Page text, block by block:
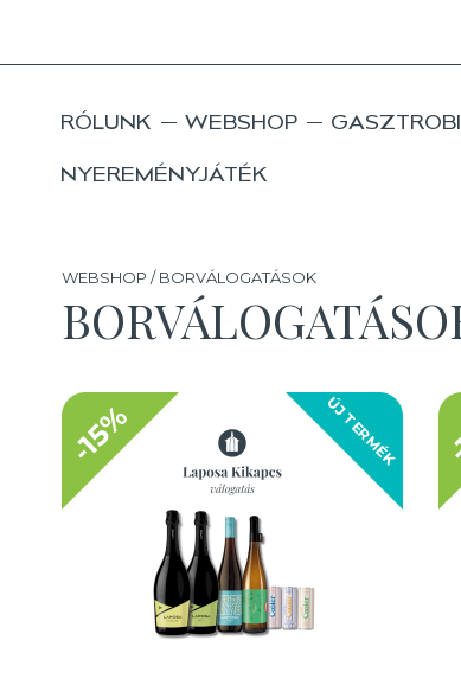
RÓLUNK WEBSHOP
NYEREMÉNYJÁTÉK
WEBSHOP / BORVÁLOGATÁSOK
ÚJ TERMÉK
-15%